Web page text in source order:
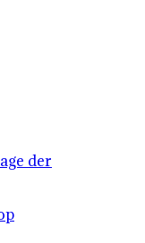
der